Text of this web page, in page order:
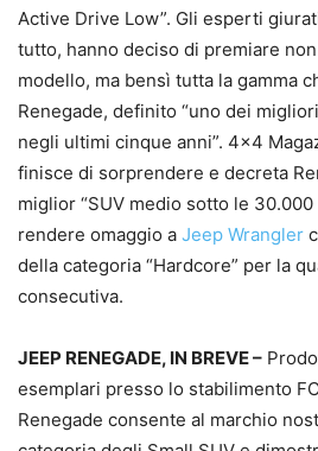
Active Drive Low”. Gli esperti
tutto, hanno deciso di premiare
modello, ma bensì tutta la gamma
Renegade, definito “uno dei
negli ultimi cinque anni”. 4×4
finisce di sorprendere e decreta
miglior “SUV medio sotto le
rendere omaggio a Jeep Wrangler
della categoria “Hardcore” per la
consecutiva.
JEEP RENEGADE, IN BREVE –
esemplari presso lo stabilimento
Renegade consente al marchio